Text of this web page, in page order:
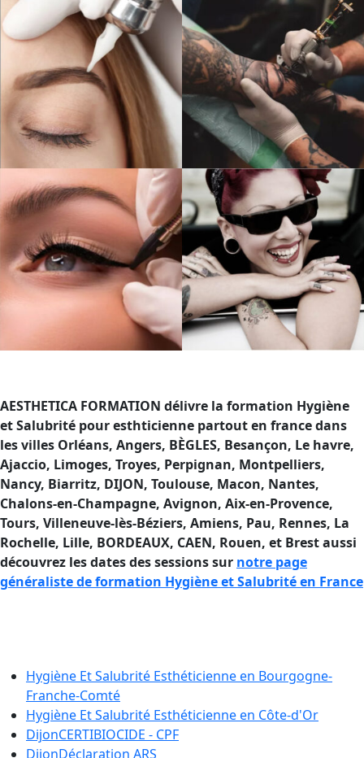
AESTHETICA FORMATION délivre la formation Hygiène
et Salubrité pour esthticienne partout en france dans
les villes Orléans, Angers, BÈGLES, Besançon, Le havre,
Ajaccio, Limoges, Troyes, Perpignan, Montpelliers,
Nancy, Biarritz, DIJON, Toulouse, Macon, Nantes,
Chalons-en-Champagne, Avignon, Aix-en-Provence,
Tours, Villeneuve-lès-Béziers, Amiens, Pau, Rennes, La
Rochelle, Lille, BORDEAUX, CAEN, Rouen, et Brest aussi
découvrez les dates des sessions sur notre page
généraliste de formation Hygiène et Salubrité en France
Hygiène Et Salubrité Esthéticienne en Bourgogne-
Franche-Comté
Hygiène Et Salubrité Esthéticienne en Côte-d'Or
DijonCERTIBIOCIDE - CPF
DijonDéclaration ARS